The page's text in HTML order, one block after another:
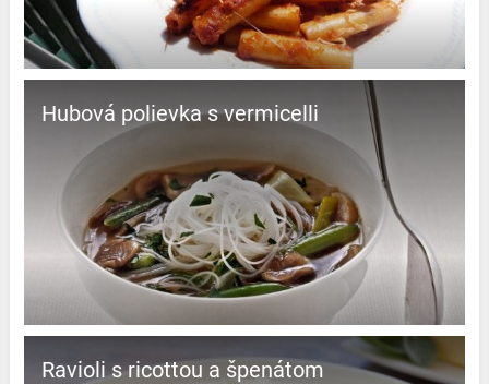
Hubová polievka s vermicelli
Ravioli s ricottou a špenátom